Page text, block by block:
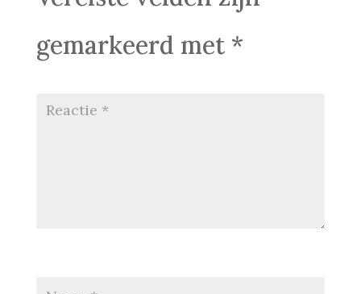
gemarkeerd met *